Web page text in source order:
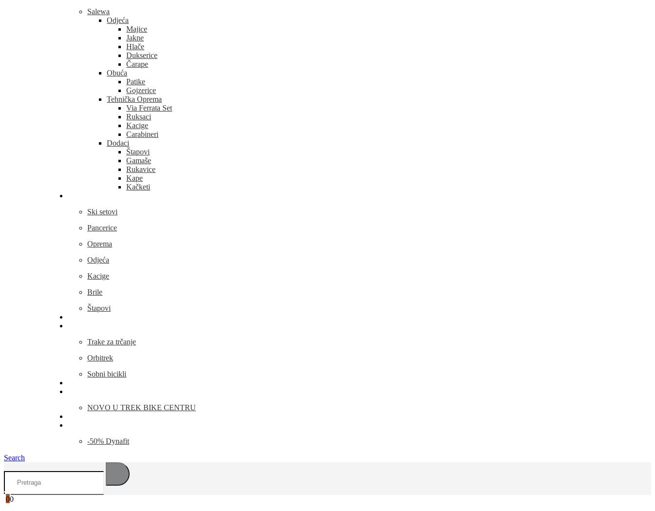
Salewa
Odjeća
Majice
Jakne
Hlače
Dukserice
Čarape
Obuća
Patike
Gojzerice
Tehnička Oprema
Via Ferrata Set
Ruksaci
Kacige
Carabineri
Dodaci
Štapovi
Gamaše
Rukavice
Kape
Kačketi
Ski setovi
Pancerice
Oprema
Odjeća
Kacige
Brile
Štapovi
Trake za trčanje
Orbitrek
Sobni bicikli
NOVO U TREK BIKE CENTRU
-50% Dynafit
Search
00